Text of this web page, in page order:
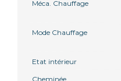
Méca. Chauffage
Mode Chauffage
Etat intérieur
Cheminée